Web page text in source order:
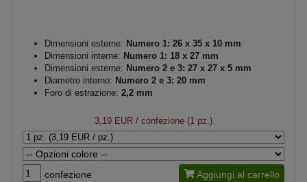
Dimensioni esterne: Numero 1: 26 x 35 x 10 mm
Dimensioni interne: Numero 1: 18 x 27 mm
Dimensioni esterne: Numero 2 e 3: 27 x 27 x 5 mm
Diametro interno: Numero 2 e 3: 20 mm
Foro di estrazione: 2,2 mm
3,19 EUR / confezione (1 pz.)
confezione Aggiungi al carrello